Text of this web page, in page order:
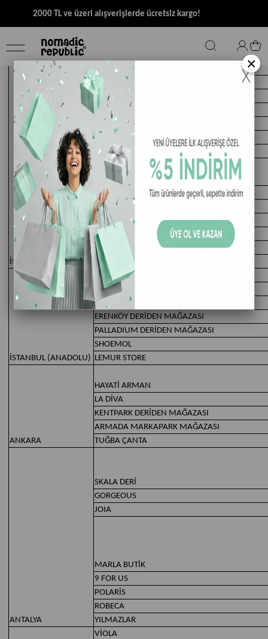
2000 TL ve üzeri alışverişlerde ücretsiz kargo!
MAĞAZA ADI
İSTANBUL (AVRUPA)
EDO TASARIM ATÖLYESİ MAĞAZACILIK VE DIŞ
CEVAHİR DERİDEN MAĞAZASI
CEVAHİR MARKAPARK MAĞAZASI
CİTYS AVM MARKAPARK MAGAZASI
NİŞANTAŞI 1(ERKEK) DERİDEN MAĞAZASI
NİŞANTAŞI 2(KADIN) DERİDEN MAĞAZASI
MALL OF İSTANBUL MARKAPARK MAĞAZASI
PALLADIUM MARKAPARK MAĞAZASI
RAMONA
THE ALL BRANDS
SCALA
SHOEMOL
TANCA MAĞAZACILIK
CENTRO
TOLA TOLA
İSTANBUL (ANADOLU)
VIAPORT DERİDEN MAĞAZASI
EMAAR DERİDEN MAGAZASI
AZPARA ALTUNİZADE DERİDEN MAĞAZASI
ERENKÖY DERİDEN MAĞAZASI
PALLADIUM DERİDEN MAĞAZASI
SHOEMOL
LEMUR STORE
ANKARA
HAYATİ ARMAN
LA DİVA
KENTPARK DERİDEN MAĞAZASI
ARMADA MARKAPARK MAĞAZASI
TUĞBA ÇANTA
ANTALYA
SKALA DERİ
GORGEOUS
JOIA
MARLA BUTİK
9 FOR US
POLARİS
ROBECA
YILMAZLAR
VİOLA
×